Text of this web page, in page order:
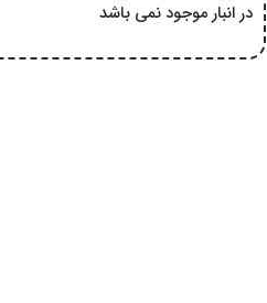
در انبار موجود نمی باشد